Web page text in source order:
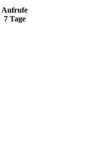
Aufrufe
7 Tage